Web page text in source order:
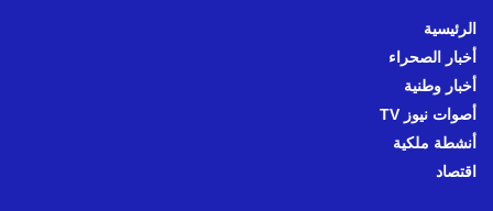
الرئيسية
أخبار الصحراء
أخبار وطنية
أصوات نيوز TV
أنشطة ملكية
اقتصاد